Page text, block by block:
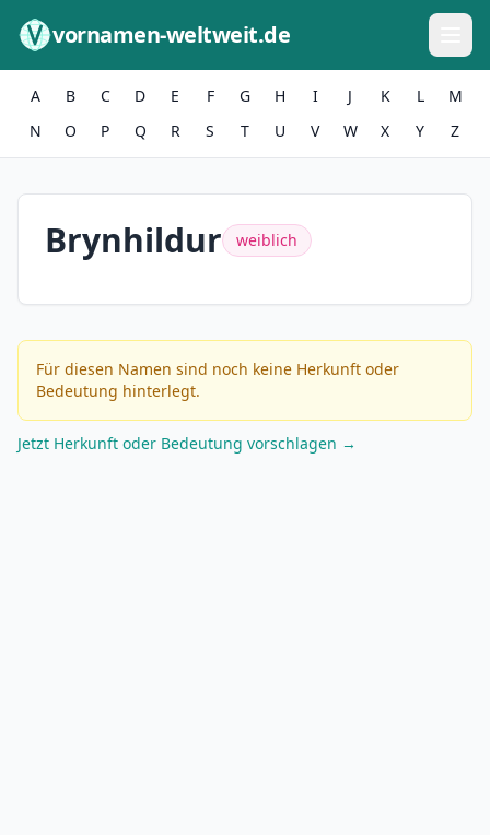
vornamen-weltweit.de
A B C D E F G H I J K L
M
N
O P Q R S T U V W X Y Z
Brynhildur weiblich
Für diesen Namen sind noch keine Herkunft oder
Bedeutung hinterlegt.
Jetzt Herkunft oder Bedeutung vorschlagen →